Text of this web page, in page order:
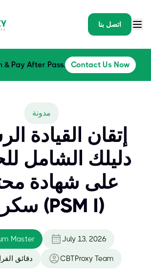
اتصل بنا
& Pay After Pass. Contact Us Now
مدونة
إتقان القيادة
دليلك الشامل
على شهادة
سكروم (PSM I)
Master July 13, 2026
دقائق CBTProxy Team